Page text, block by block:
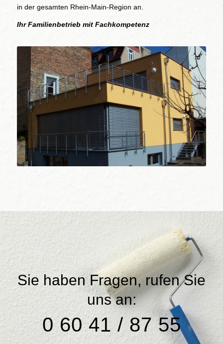
in der gesamten Rhein-Main-Region an.
Ihr Familienbetrieb mit Fachkompetenz
Sie haben Fragen, rufen Sie
uns an:
0 60 41 / 87 55